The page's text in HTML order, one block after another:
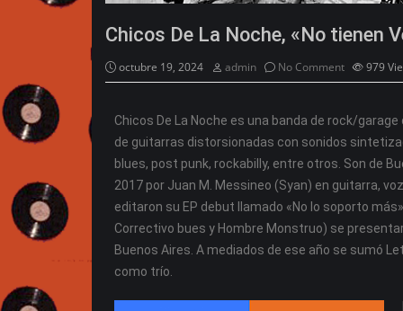
Chicos De La Noche, «No tienen
octubre 19, 2024 admin No Comment 979
Chicos De La Noche es una banda de rock/
de guitarras distorsionadas con sonidos
blues, post punk, rockabilly, entre otros. Son de
2017 por Juan M. Messineo (Syan) en guitarra,
editaron su EP debut llamado «No lo soporto
Correctivo bues y Hombre Monstruo) se
Buenos Aires. A mediados de ese año se sumó
como trío.